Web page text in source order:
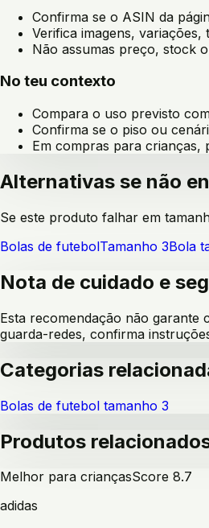
Confirma se o ASIN da
Verifica imagens,
Não assumas preço, stock
No teu contexto
Compara o uso previsto
Confirma se o piso ou
Em compras para crianças,
Alternativas se não
Se este produto falhar em
Bolas de futebolTamanho 3Bola
Nota de cuidado e
Esta recomendação não garante
guarda-redes, confirma
Categorias
Bolas de futebol tamanho 3
Produtos
Melhor para criançasScore 8.7
adidas